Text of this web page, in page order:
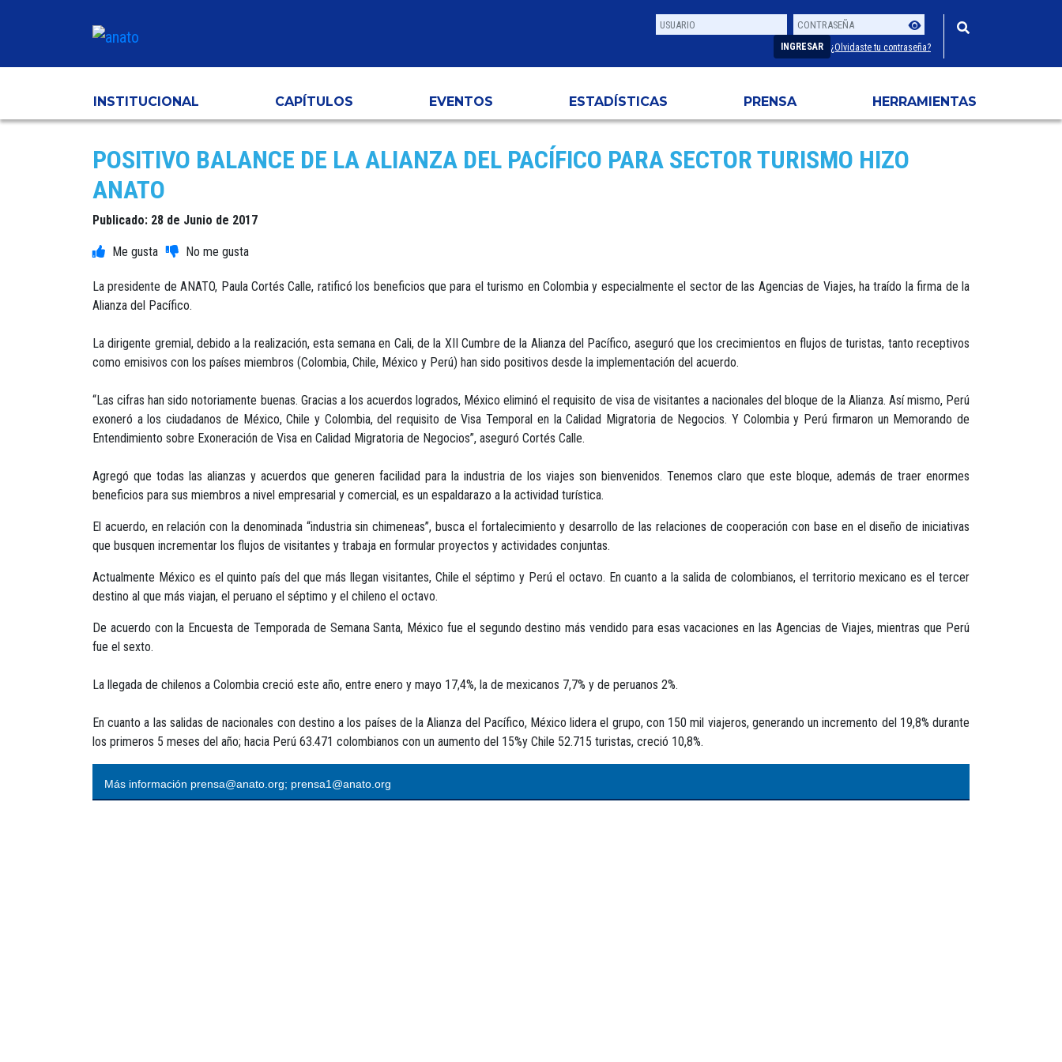
Usuario
Contraseña
INGRESAR ¿Olvidaste tu contraseña?
INSTITUCIONAL CAPÍTULOS EVENTOS ESTADÍSTICAS PRENSA HERRAMIENTAS
POSITIVO BALANCE DE LA ALIANZA DEL PACÍFICO PARA SECTOR TURISMO HIZO
ANATO
Publicado: 28 de Junio de 2017
La presidente de ANATO, Paula Cortés Calle, ratificó los beneficios que para el turismo en Colombia y especialmente el sector de las Agencias de Viajes, ha traído la firma de la
Alianza del Pacífico.
La dirigente gremial, debido a la realización, esta semana en Cali, de la XII Cumbre de la Alianza del Pacífico, aseguró que los crecimientos en flujos de turistas, tanto receptivos
como emisivos con los países miembros (Colombia, Chile, México y Perú) han sido positivos desde la implementación del acuerdo.
“Las cifras han sido notoriamente buenas. Gracias a los acuerdos logrados, México eliminó el requisito de visa de visitantes a nacionales del bloque de la Alianza. Así mismo, Perú
exoneró a los ciudadanos de México, Chile y Colombia, del requisito de Visa Temporal en la Calidad Migratoria de Negocios. Y Colombia y Perú firmaron un Memorando de
Entendimiento sobre Exoneración de Visa en Calidad Migratoria de Negocios”, aseguró Cortés Calle.
Agregó que todas las alianzas y acuerdos que generen facilidad para la industria de los viajes son bienvenidos. Tenemos claro que este bloque, además de traer enormes
beneficios para sus miembros a nivel empresarial y comercial, es un espaldarazo a la actividad turística.
El acuerdo, en relación con la denominada “industria sin chimeneas”, busca el fortalecimiento y desarrollo de las relaciones de cooperación con base en el diseño de iniciativas
que busquen incrementar los flujos de visitantes y trabaja en formular proyectos y actividades conjuntas.
Actualmente México es el quinto país del que más llegan visitantes, Chile el séptimo y Perú el octavo. En cuanto a la salida de colombianos, el territorio mexicano es el tercer
destino al que más viajan, el peruano el séptimo y el chileno el octavo.
De acuerdo con la Encuesta de Temporada de Semana Santa, México fue el segundo destino más vendido para esas vacaciones en las Agencias de Viajes, mientras que Perú
fue el sexto.
La llegada de chilenos a Colombia creció este año, entre enero y mayo 17,4%, la de mexicanos 7,7% y de peruanos 2%.
En cuanto a las salidas de nacionales con destino a los países de la Alianza del Pacífico, México lidera el grupo, con 150 mil viajeros, generando un incremento del 19,8% durante
los primeros 5 meses del año; hacia Perú 63.471 colombianos con un aumento del 15%y Chile 52.715 turistas, creció 10,8%.
Más información prensa@anato.org; prensa1@anato.org